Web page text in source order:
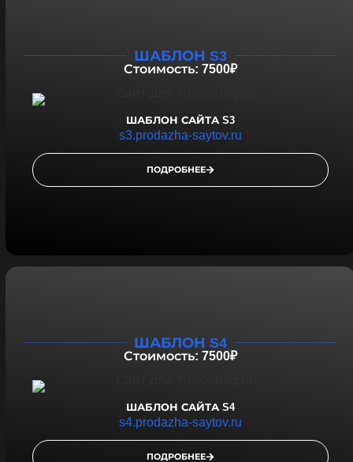
ШАБЛОН S3
Стоимость: 7500₽
ШАБЛОН САЙТА S3
s3.prodazha-saytov.ru
ПОДРОБНЕЕ
ШАБЛОН S4
Стоимость: 7500₽
ШАБЛОН САЙТА S4
s4.prodazha-saytov.ru
ПОДРОБНЕЕ